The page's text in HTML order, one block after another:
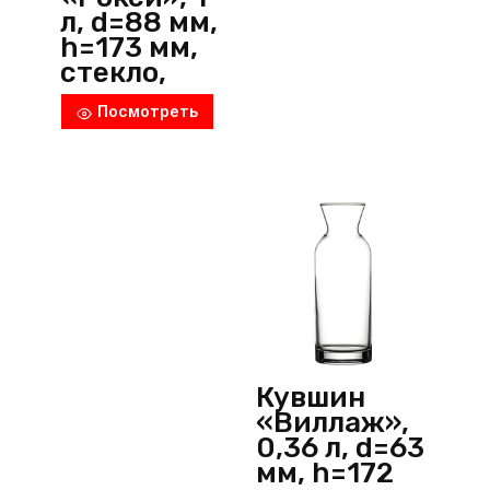
л, d=88 мм,
h=173 мм,
стекло,
прозрачны
й, Посмотреть
Кувшин
«Виллаж»,
0,36 л, d=63
мм, h=172